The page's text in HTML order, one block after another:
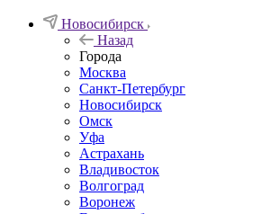
Новосибирск
Назад
Города
Москва
Санкт-Петербург
Новосибирск
Омск
Уфа
Астрахань
Владивосток
Волгоград
Воронеж